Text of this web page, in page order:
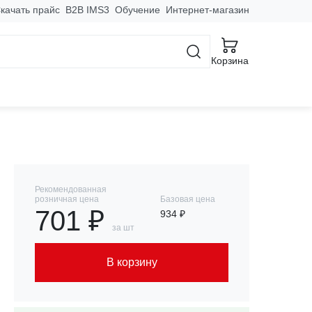
прайс B2B IMS3 Обучение Интернет-магазин
Корзина
Рекомендованная
розничная цена
701 ₽ за шт
Базовая цена
934 ₽
В корзину